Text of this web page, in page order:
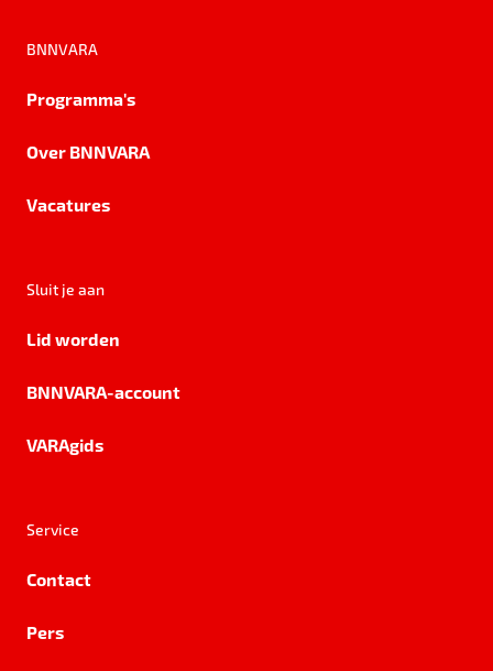
BNNVARA
Programma's
Over BNNVARA
Vacatures
Sluit je aan
Lid worden
BNNVARA-account
VARAgids
Service
Contact
Pers